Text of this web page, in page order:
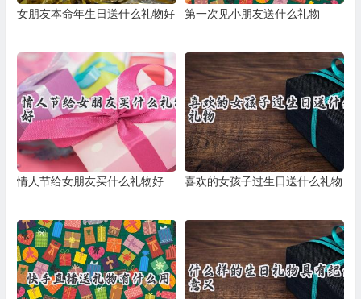
女朋友本命年生日送什么礼物好 第一次见小朋友送什么礼物
情人节给女朋友买什么礼物好 喜欢的女孩子过生日送什么礼物